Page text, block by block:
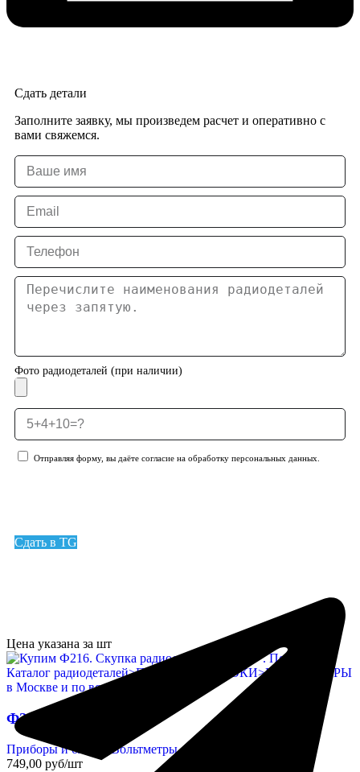
Сдать детали
Заполните заявку, мы произведем расчет и оперативно с
вами свяжемся.
Фото радиодеталей (при наличии)
Отправляя форму, вы даёте согласие на обработку персональных данных.
Сдать в TG
Цена указана за шт
Ф216
Приборы и блоки
Вольтметры
749,00 руб/шт